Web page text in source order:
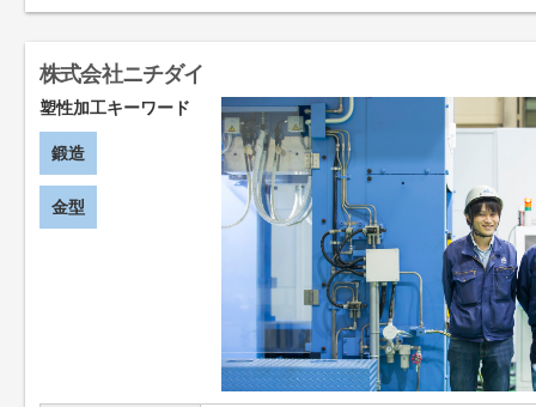
株式会社ニチダイ
塑性加工キーワード
鍛造
金型